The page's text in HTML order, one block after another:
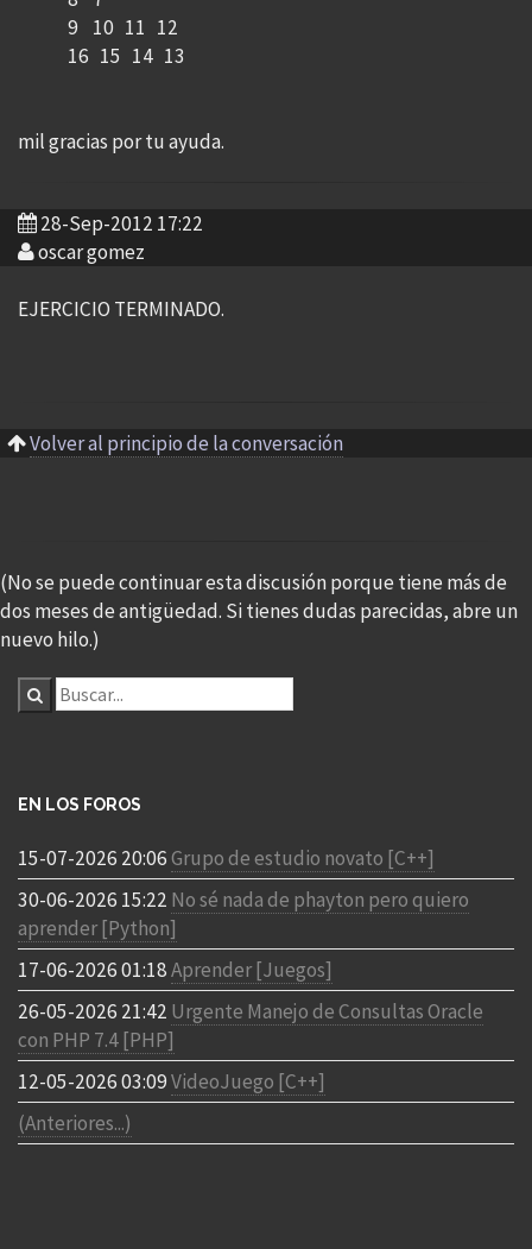
9 10 11 12
16 15 14 13
mil gracias por tu ayuda.
28-Sep-2012 17:22
oscar gomez
EJERCICIO TERMINADO.
Volver al principio de la conversación
(No se puede continuar esta discusión porque tiene más de
dos meses de antigüedad. Si tienes dudas parecidas, abre un
nuevo hilo.)
EN LOS FOROS
15-07-2026 20:06Grupo de estudio novato [C++]
30-06-2026 15:22 No sé nada de phayton pero quiero
aprender [Python]
17-06-2026 01:18Aprender [Juegos]
26-05-2026 21:42 Urgente Manejo de Consultas Oracle
con PHP 7.4 [PHP]
12-05-2026 03:09VideoJuego [C++]
(Anteriores...)